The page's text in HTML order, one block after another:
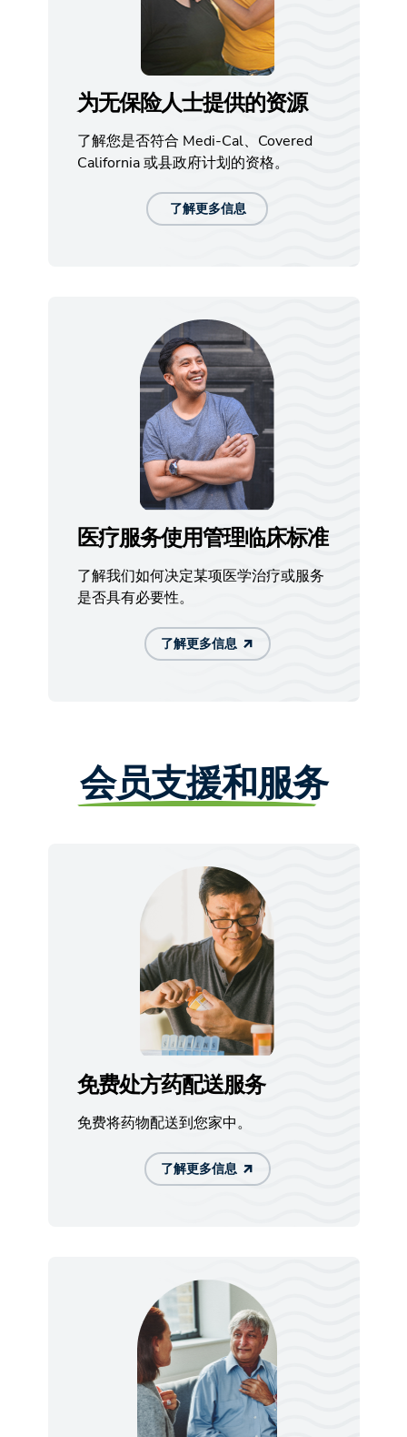
为无保险人士提供的资源
了解您是否符合 Medi-Cal、Covered
California 或县政府计划的资格。
了解更多信息
医疗服务使用管理临床标准
了解我们如何决定某项医学治疗或服务
是否具有必要性。
了解更多信息
会员支援和服务
免费处方药配送服务
免费将药物配送到您家中。
了解更多信息